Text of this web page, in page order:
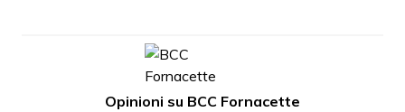
Opinioni su BCC Fornacette